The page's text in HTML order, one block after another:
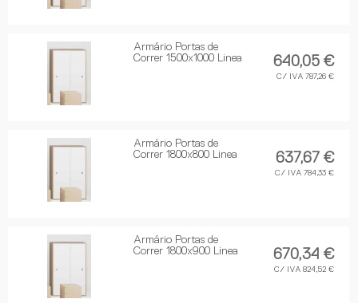
Armário Portas de
Correr 1500x1000 Linea
640,05 €
C/ IVA 787,26 €
Armário Portas de
Correr 1800x800 Linea
637,67 €
C/ IVA 784,33 €
Armário Portas de
Correr 1800x900 Linea
670,34 €
C/ IVA 824,52 €